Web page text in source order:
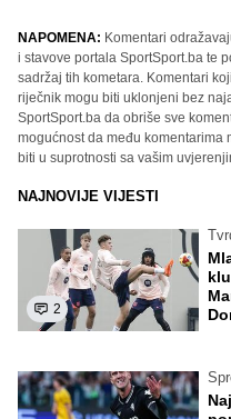
NAPOMENA: Komentari
i stavove portala SportSport.ba te
sadržaj tih kometara. Komentari
riječnik mogu biti uklonjeni bez
SportSport.ba da obriše sve
mogućnost da među komentarima
biti u suprotnosti sa vašim
NAJNOVIJE VIJESTI
2